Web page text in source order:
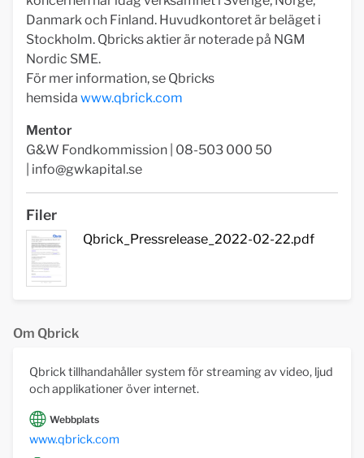
Danmark och Finland. Huvudkontoret är beläget i
Stockholm. Qbricks aktier är noterade på NGM
Nordic SME.
För mer information, se Qbricks
hemsida www.qbrick.com
Mentor
G&W Fondkommission | 08-503 000 50
info@gwkapital.se
Filer
Qbrick_Pressrelease_2022-02-22.pdf
Om Qbrick
Qbrick tillhandahåller system för streaming av video, ljud
och applikationer över internet.
Webbplats
www.qbrick.com